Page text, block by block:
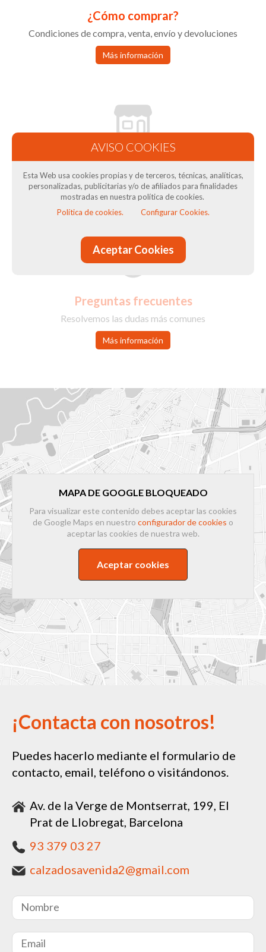
¿Cómo comprar?
Condiciones de compra, venta, envío y devoluciones
Más información
Condiciones de Venta
Términos y condiciones tienda online
Más información
Preguntas frecuentes
Resolvemos las dudas más comunes
Más información
MAPA DE GOOGLE BLOQUEADO
Para visualizar este contenido debes aceptar las cookies
de Google Maps en nuestro configurador de cookies o
aceptar las cookies de nuestra web.
Aceptar cookies
¡Contacta con nosotros!
Puedes hacerlo mediante el formulario de
contacto, email, teléfono o visitándonos.
Av. de la Verge de Montserrat, 199, El
Prat de Llobregat, Barcelona
93 379 03 27
calzadosavenida2@gmail.com
Esta Web usa cookies propias y de terceros, técnicas, analíticas,
personalizadas, publicitarias y/o de afiliados para finalidades
mostradas en nuestra política de cookies.
Política de cookies.
Configurar Cookies.
Aceptar Cookies